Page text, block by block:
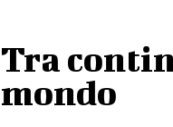
Tra
mondo